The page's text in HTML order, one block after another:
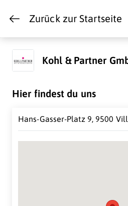
Zurück zur Startseite
Kohl & Partner
Hier findest du uns
Hans-Gasser-Platz 9, 9500